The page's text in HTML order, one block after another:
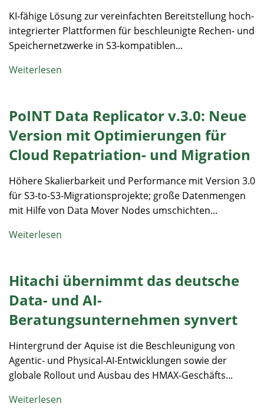
KI‑fähige Lösung zur vereinfachten Bereitstellung hoch-
integrierter Plattformen für beschleunigte Rechen- und
Speichernetzwerke in S3‑kompatiblen...
Weiterlesen
PoINT Data Replicator v.3.0: Neue
Version mit Optimierungen für
Cloud Repatriation- und Migration
Höhere Skalierbarkeit und Performance mit Version 3.0
für S3-to-S3-Migrationsprojekte; große Datenmengen
mit Hilfe von Data Mover Nodes umschichten...
Weiterlesen
Hitachi übernimmt das deutsche
Data- und AI-
Beratungsunternehmen synvert
Hintergrund der Aquise ist die Beschleunigung von
Agentic- und Physical-AI-Entwicklungen sowie der
globale Rollout und Ausbau des HMAX-Geschäfts...
Weiterlesen